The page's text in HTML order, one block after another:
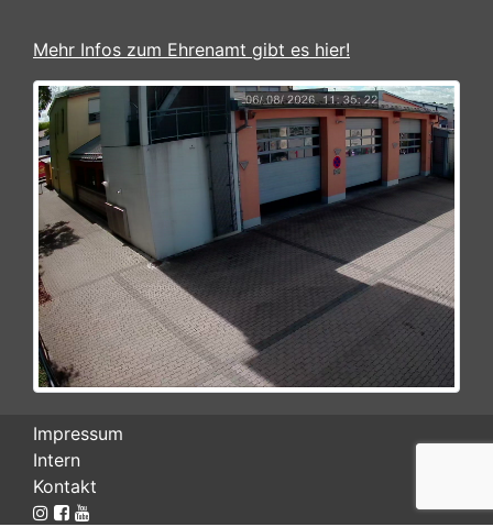
Mehr Infos zum Ehrenamt gibt es hier!
Impressum
Intern
Kontakt